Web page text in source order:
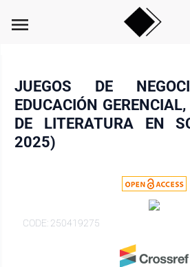
menu
JUEGOS DE
EDUCACIÓN
DE LITERATURA EN
2025)
CODE: 250419275